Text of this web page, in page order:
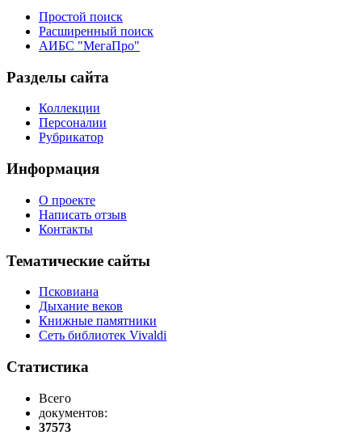
Простой поиск
Расширенный поиск
АИБС "МегаПро"
Разделы сайта
Коллекции
Персоналии
Рубрикатор
Информация
О проекте
Написать отзыв
Контакты
Тематические сайты
Псковиана
Дыхание веков
Книжные памятники
Сеть библиотек Vivaldi
Статистика
Всего
документов:
37573